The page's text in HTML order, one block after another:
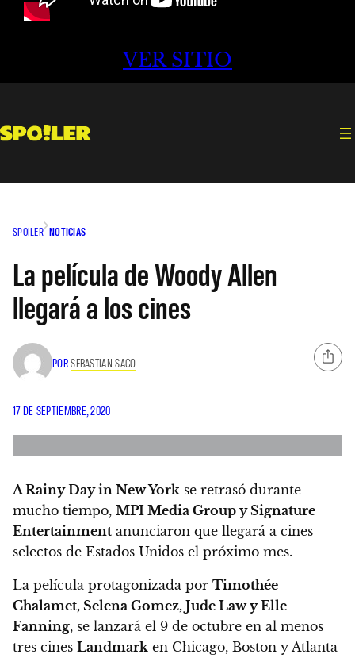
VER SITIO
SPOILER NOTICIAS
La película de Woody Allen
llegará a los cines
PORSEBASTIAN SACO
17 DE SEPTIEMBRE, 2020
A Rainy Day in New York se retrasó durante
mucho tiempo, MPI Media Group y Signature
Entertainment anunciaron que llegará a cines
selectos de Estados Unidos el próximo mes.
La película protagonizada por Timothée
Chalamet, Selena Gomez, Jude Law y Elle
Fanning, se lanzará el 9 de octubre en al menos
tres cines Landmark en Chicago, Boston y Atlanta